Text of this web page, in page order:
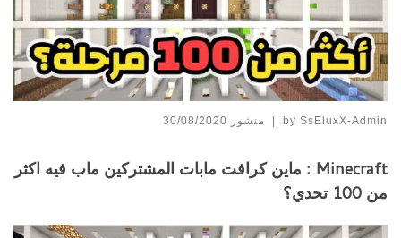
by SsEluxX-Admin
| منشور 30/08/2020
Minecraft : ماين كرافت مابات المشتركين ماب فيه اكثر
من 100 تحدي؟